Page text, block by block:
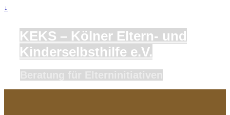
↓
KEKS – Kölner Eltern- und
Kinderselbsthilfe e.V.